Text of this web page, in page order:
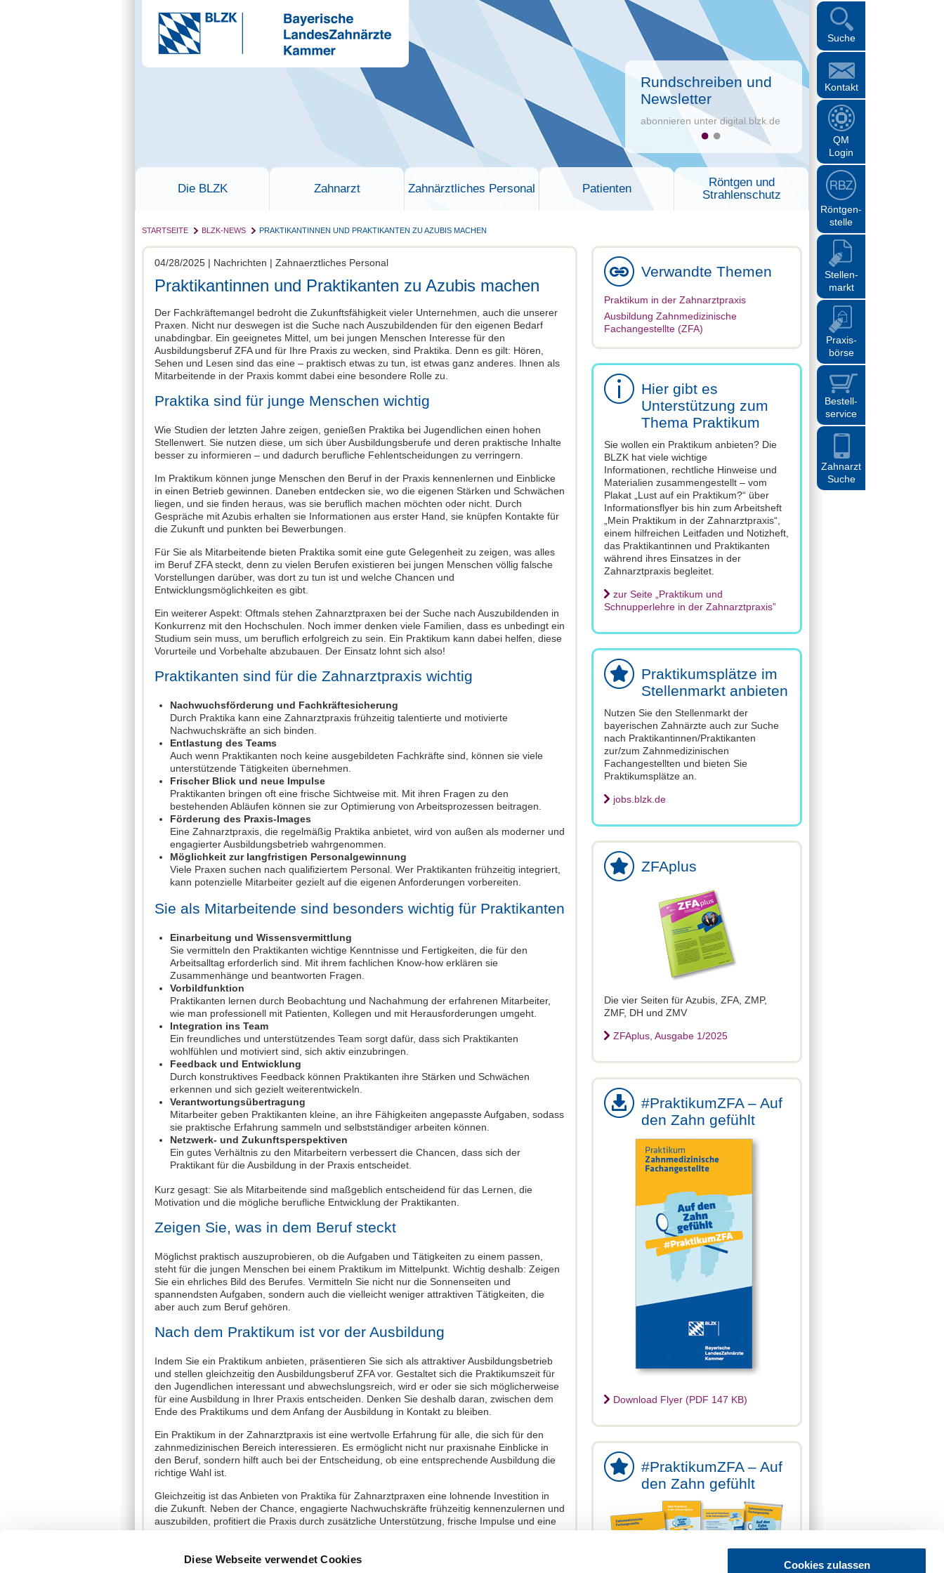
Diese Webseite verwendet Cookies Cookies zulassen
Suche
Kontakt
QM
Login
Röntgen-
stelle
Stellen-
markt
Praxis-
börse
Bestell-
service
Zahnarzt
Suche
Rundschreiben und
Newsletter
abonnieren unter digital.blzk.de
Die BLZK Zahnarzt Zahnärztliches Personal Patienten
Röntgen und
Strahlenschutz
STARTSEITE BLZK-NEWS PRAKTIKANTINNEN UND PRAKTIKANTEN ZU AZUBIS MACHEN
04/28/2025 | Nachrichten | Zahnaerztliches Personal
Praktikantinnen und Praktikanten zu Azubis machen
Der Fachkräftemangel bedroht die Zukunftsfähigkeit vieler Unternehmen, auch die unserer
Praxen. Nicht nur deswegen ist die Suche nach Auszubildenden für den eigenen Bedarf
unabdingbar. Ein geeignetes Mittel, um bei jungen Menschen Interesse für den
Ausbildungsberuf ZFA und für Ihre Praxis zu wecken, sind Praktika. Denn es gilt: Hören,
Sehen und Lesen sind das eine – praktisch etwas zu tun, ist etwas ganz anderes. Ihnen als
Mitarbeitende in der Praxis kommt dabei eine besondere Rolle zu.
Praktika sind für junge Menschen wichtig
Wie Studien der letzten Jahre zeigen, genießen Praktika bei Jugendlichen einen hohen
Stellenwert. Sie nutzen diese, um sich über Ausbildungsberufe und deren praktische Inhalte
besser zu informieren – und dadurch berufliche Fehlentscheidungen zu verringern.
Im Praktikum können junge Menschen den Beruf in der Praxis kennenlernen und Einblicke
in einen Betrieb gewinnen. Daneben entdecken sie, wo die eigenen Stärken und Schwächen
liegen, und sie finden heraus, was sie beruflich machen möchten oder nicht. Durch
Gespräche mit Azubis erhalten sie Informationen aus erster Hand, sie knüpfen Kontakte für
die Zukunft und punkten bei Bewerbungen.
Für Sie als Mitarbeitende bieten Praktika somit eine gute Gelegenheit zu zeigen, was alles
im Beruf ZFA steckt, denn zu vielen Berufen existieren bei jungen Menschen völlig falsche
Vorstellungen darüber, was dort zu tun ist und welche Chancen und
Entwicklungsmöglichkeiten es gibt.
Ein weiterer Aspekt: Oftmals stehen Zahnarztpraxen bei der Suche nach Auszubildenden in
Konkurrenz mit den Hochschulen. Noch immer denken viele Familien, dass es unbedingt ein
Studium sein muss, um beruflich erfolgreich zu sein. Ein Praktikum kann dabei helfen, diese
Vorurteile und Vorbehalte abzubauen. Der Einsatz lohnt sich also!
Praktikanten sind für die Zahnarztpraxis wichtig
Nachwuchsförderung und Fachkräftesicherung
Durch Praktika kann eine Zahnarztpraxis frühzeitig talentierte und motivierte
Nachwuchskräfte an sich binden.
Entlastung des Teams
Auch wenn Praktikanten noch keine ausgebildeten Fachkräfte sind, können sie viele
unterstützende Tätigkeiten übernehmen.
Frischer Blick und neue Impulse
Praktikanten bringen oft eine frische Sichtweise mit. Mit ihren Fragen zu den
bestehenden Abläufen können sie zur Optimierung von Arbeitsprozessen beitragen.
Förderung des Praxis-Images
Eine Zahnarztpraxis, die regelmäßig Praktika anbietet, wird von außen als moderner und
engagierter Ausbildungsbetrieb wahrgenommen.
Möglichkeit zur langfristigen Personalgewinnung
Viele Praxen suchen nach qualifiziertem Personal. Wer Praktikanten frühzeitig integriert,
kann potenzielle Mitarbeiter gezielt auf die eigenen Anforderungen vorbereiten.
Sie als Mitarbeitende sind besonders wichtig für Praktikanten
Einarbeitung und Wissensvermittlung
Sie vermitteln den Praktikanten wichtige Kenntnisse und Fertigkeiten, die für den
Arbeitsalltag erforderlich sind. Mit ihrem fachlichen Know-how erklären sie
Zusammenhänge und beantworten Fragen.
Vorbildfunktion
Praktikanten lernen durch Beobachtung und Nachahmung der erfahrenen Mitarbeiter,
wie man professionell mit Patienten, Kollegen und mit Herausforderungen umgeht.
Integration ins Team
Ein freundliches und unterstützendes Team sorgt dafür, dass sich Praktikanten
wohlfühlen und motiviert sind, sich aktiv einzubringen.
Feedback und Entwicklung
Durch konstruktives Feedback können Praktikanten ihre Stärken und Schwächen
erkennen und sich gezielt weiterentwickeln.
Verantwortungsübertragung
Mitarbeiter geben Praktikanten kleine, an ihre Fähigkeiten angepasste Aufgaben, sodass
sie praktische Erfahrung sammeln und selbstständiger arbeiten können.
Netzwerk- und Zukunftsperspektiven
Ein gutes Verhältnis zu den Mitarbeitern verbessert die Chancen, dass sich der
Praktikant für die Ausbildung in der Praxis entscheidet.
Kurz gesagt: Sie als Mitarbeitende sind maßgeblich entscheidend für das Lernen, die
Motivation und die mögliche berufliche Entwicklung der Praktikanten.
Zeigen Sie, was in dem Beruf steckt
Möglichst praktisch auszuprobieren, ob die Aufgaben und Tätigkeiten zu einem passen,
steht für die jungen Menschen bei einem Praktikum im Mittelpunkt. Wichtig deshalb: Zeigen
Sie ein ehrliches Bild des Berufes. Vermitteln Sie nicht nur die Sonnenseiten und
spannendsten Aufgaben, sondern auch die vielleicht weniger attraktiven Tätigkeiten, die
aber auch zum Beruf gehören.
Nach dem Praktikum ist vor der Ausbildung
Indem Sie ein Praktikum anbieten, präsentieren Sie sich als attraktiver Ausbildungsbetrieb
und stellen gleichzeitig den Ausbildungsberuf ZFA vor. Gestaltet sich die Praktikumszeit für
den Jugendlichen interessant und abwechslungsreich, wird er oder sie sich möglicherweise
für eine Ausbildung in Ihrer Praxis entscheiden. Denken Sie deshalb daran, zwischen dem
Ende des Praktikums und dem Anfang der Ausbildung in Kontakt zu bleiben.
Ein Praktikum in der Zahnarztpraxis ist eine wertvolle Erfahrung für alle, die sich für den
zahnmedizinischen Bereich interessieren. Es ermöglicht nicht nur praxisnahe Einblicke in
den Beruf, sondern hilft auch bei der Entscheidung, ob eine entsprechende Ausbildung die
richtige Wahl ist.
Gleichzeitig ist das Anbieten von Praktika für Zahnarztpraxen eine lohnende Investition in
die Zukunft. Neben der Chance, engagierte Nachwuchskräfte frühzeitig kennenzulernen und
auszubilden, profitiert die Praxis durch zusätzliche Unterstützung, frische Impulse und eine
Verwandte Themen
Praktikum in der Zahnarztpraxis
Ausbildung Zahnmedizinische
Fachangestellte (ZFA)
Hier gibt es
Unterstützung zum
Thema Praktikum
Sie wollen ein Praktikum anbieten? Die
BLZK hat viele wichtige
Informationen, rechtliche Hinweise und
Materialien zusammengestellt – vom
Plakat „Lust auf ein Praktikum?“ über
Informationsflyer bis hin zum Arbeitsheft
„Mein Praktikum in der Zahnarztpraxis“,
einem hilfreichen Leitfaden und Notizheft,
das Praktikantinnen und Praktikanten
während ihres Einsatzes in der
Zahnarztpraxis begleitet.
zur Seite „Praktikum und
Schnupperlehre in der Zahnarztpraxis”
Praktikumsplätze im
Stellenmarkt anbieten
Nutzen Sie den Stellenmarkt der
bayerischen Zahnärzte auch zur Suche
nach Praktikantinnen/Praktikanten
zur/zum Zahnmedizinischen
Fachangestellten und bieten Sie
Praktikumsplätze an.
jobs.blzk.de
ZFAplus
Die vier Seiten für Azubis, ZFA, ZMP,
ZMF, DH und ZMV
ZFAplus, Ausgabe 1/2025
#PraktikumZFA – Auf
den Zahn gefühlt
Download Flyer (PDF 147 KB)
#PraktikumZFA – Auf
den Zahn gefühlt